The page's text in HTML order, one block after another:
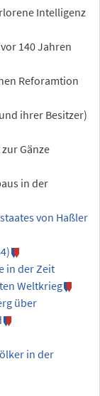
Intelligenz
140 Jahren
Reforamtion
ihrer Besitzer)
Gänze
in der
von Haßler
in der Zeit
Weltkrieg
über
in der